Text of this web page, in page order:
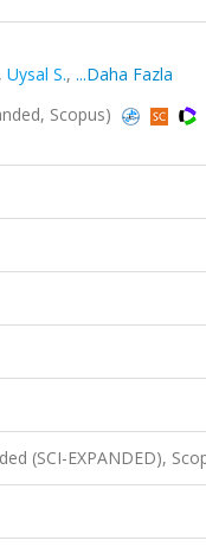
, Uysal S., ...Daha Fazla
Scopus)
(SCI-EXPANDED),